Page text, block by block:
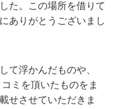
た。この場所を借りて
ありがとうございまし
て浮かんだものや、
ミを頂いたものをま
せさせていただきま